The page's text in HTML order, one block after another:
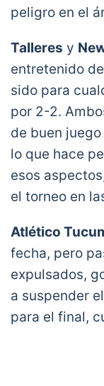
peligro en el
Talleres y
entretenido
sido para
por 2-2.
de buen
lo que hace
esos
el torneo en
Atlético
fecha, pero
expulsados,
a suspender
para el final,